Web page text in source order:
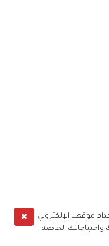
✖
موقعنا الإلكتروني
واحتياجاتك الخاصة